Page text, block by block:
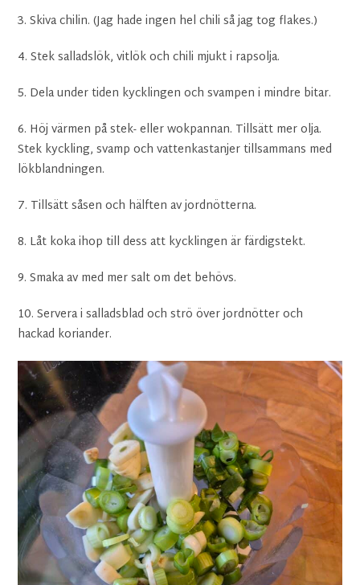
3. Skiva chilin. (Jag hade ingen hel chili så jag tog flakes.)
4. Stek salladslök, vitlök och chili mjukt i rapsolja.
5. Dela under tiden kycklingen och svampen i mindre bitar.
6. Höj värmen på stek- eller wokpannan. Tillsätt mer olja.
Stek kyckling, svamp och vattenkastanjer tillsammans med
lökblandningen.
7. Tillsätt såsen och hälften av jordnötterna.
8. Låt koka ihop till dess att kycklingen är färdigstekt.
9. Smaka av med mer salt om det behövs.
10. Servera i salladsblad och strö över jordnötter och
hackad koriander.